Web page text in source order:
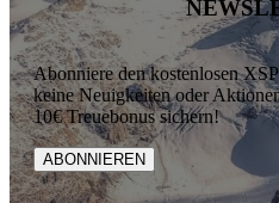
Abonniere den kostenlosen
keine Neuigkeiten oder
10€ Treuebonus sichern!
ABONNIEREN